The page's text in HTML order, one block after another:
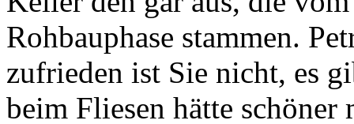
Rohbauphase stammen.
zufrieden ist Sie nicht, es
beim Fliesen hätte